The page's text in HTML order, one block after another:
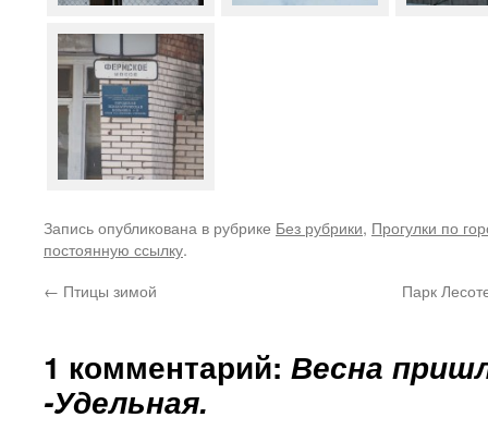
Запись опубликована в рубрике Без рубрики, Прогулки по
постоянную ссылку.
← Птицы зимой Парк
1 комментарий: Весна
-Удельная.